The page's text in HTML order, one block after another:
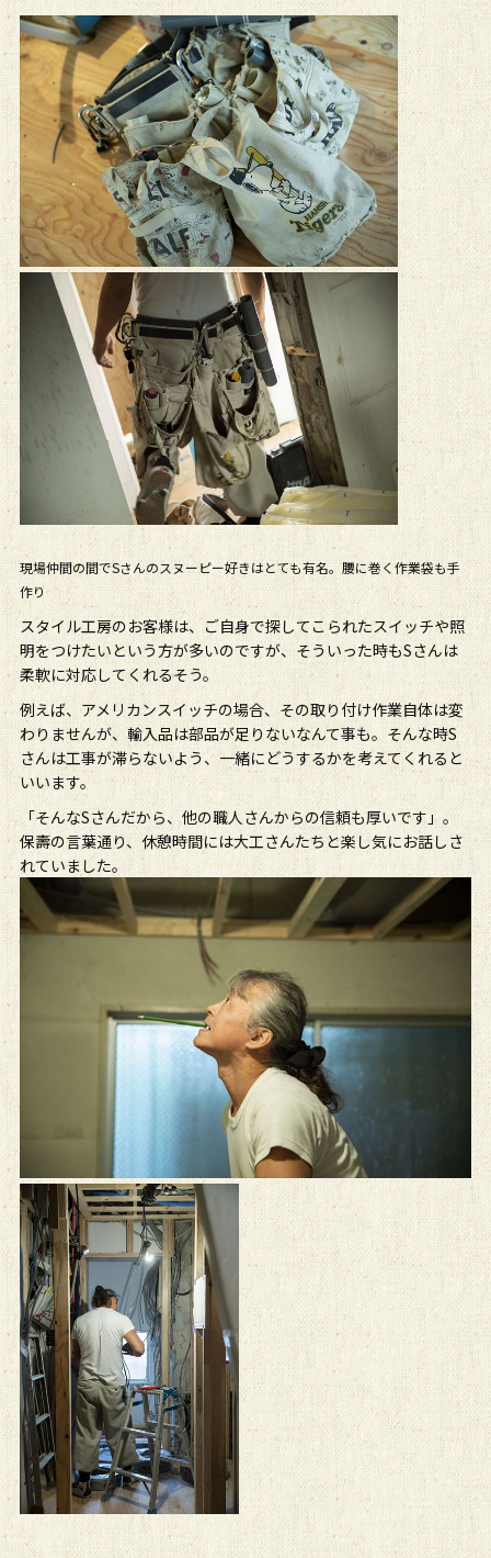
現場仲間の間でSさんのスヌーピー好きはとても有名。腰に巻く作業袋も手
作り
スタイル工房のお客様は、ご自身で探してこられたスイッチや照
明をつけたいという方が多いのですが、そういった時もSさんは
柔軟に対応してくれるそう。
例えば、アメリカンスイッチの場合、その取り付け作業自体は変
わりませんが、輸入品は部品が足りないなんて事も。そんな時S
さんは工事が滞らないよう、一緒にどうするかを考えてくれると
いいます。
「そんなSさんだから、他の職人さんからの信頼も厚いです」。
保壽の言葉通り、休憩時間には大工さんたちと楽し気にお話しさ
れていました。